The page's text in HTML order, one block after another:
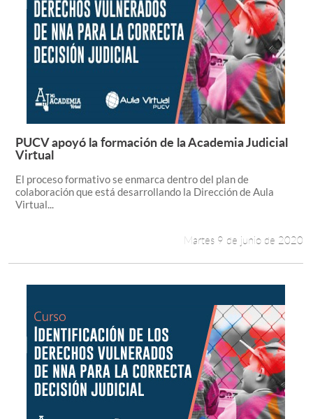
Leer más +
PUCV apoyó la formación de la Academia Judicial
Virtual
El proceso formativo se enmarca dentro del plan de
colaboración que está desarrollando la Dirección de Aula
Virtual...
Martes 9 de junio de 2020